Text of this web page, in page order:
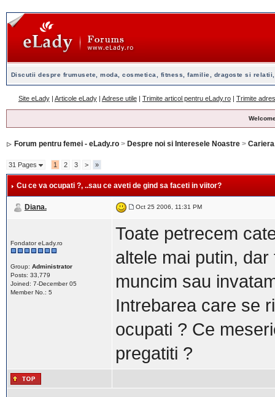
Discutii despre frumusete, moda, cosmetica, fitness, familie, dragoste si
Site eLady| Articole eLady| Adrese utile| Trimite articol pentru eLady.ro| Trimite
Forum pentru femei - eLady.ro> Despre noi si Interesele Noastre>
31 Pages 1 2 3 > »
Cu ce va ocupati ?, ..sau ce aveti de gind sa faceti in viitor?
Diana. Oct 25 2006, 11:31 PM
Fondator eLady.ro
Group: Administrator
Posts: 33,779
Joined: 7-December 05
Member No.: 5
Toate petrecem
altele mai putin,
muncim sau
Intrebarea care se
ocupati ? Ce
pregatiti ?